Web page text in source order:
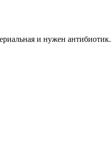
и нужен антибиотик.